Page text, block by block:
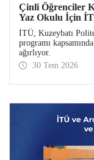
Çinli Öğrenciler
Yaz Okulu İçin
İTÜ, Kuzeybatı
programı
ağırlıyor.
30 Tem 2026